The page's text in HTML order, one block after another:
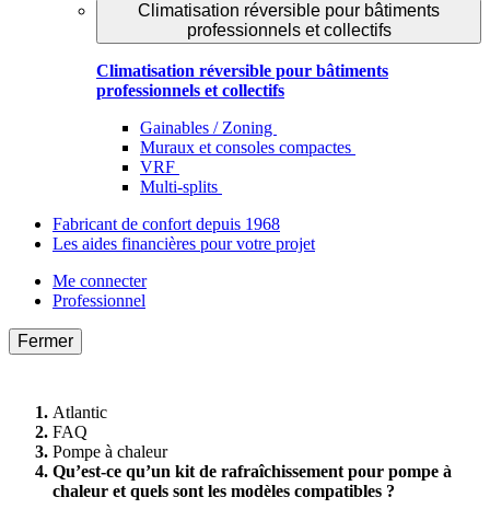
Climatisation réversible pour bâtiments
professionnels et collectifs
Climatisation réversible pour bâtiments
professionnels et collectifs
Gainables / Zoning
Muraux et consoles compactes
VRF
Multi-splits
Fabricant de confort depuis 1968
Les aides financières pour votre projet
Me connecter
Professionnel
Fermer
Atlantic
FAQ
Pompe à chaleur
Qu’est-ce qu’un kit de rafraîchissement pour pompe à
chaleur et quels sont les modèles compatibles ?